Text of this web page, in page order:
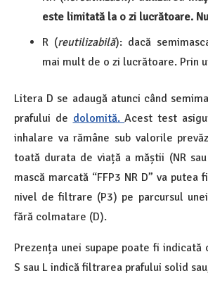
este limitată la o zi lucrătoare.
R (reutilizabilă): dacă
mai mult de o zi lucrătoare. Prin
Litera D se adaugă atunci când
prafului de dolomită.Acest test
inhalare va rămâne sub valorile
toată durata de viață a măștii (NR
mască marcată “FFP3 NR D” va
nivel de filtrare (P3) pe parcursul
fără colmatare (D).
Prezența unei supape poate fi
S sau L indică filtrarea prafului solid